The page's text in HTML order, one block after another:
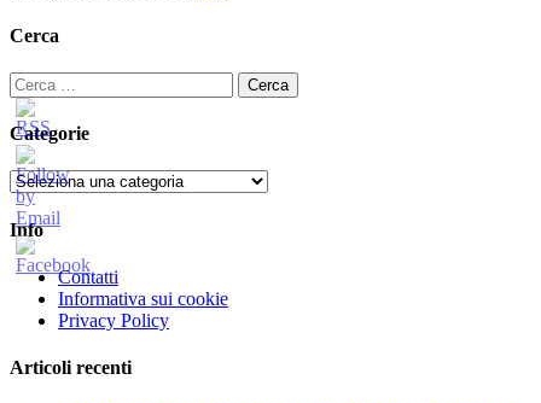
Cerca
Ricerca
per:
Categorie
Categorie
Info
Contatti
Informativa sui cookie
Privacy Policy
Articoli recenti